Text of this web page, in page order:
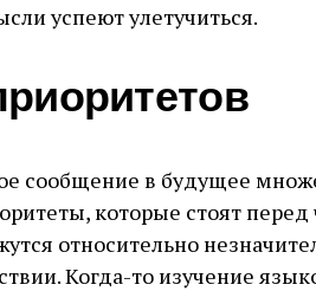
успеют улетучиться.
сообщение в будущее
которые стоят
относительно
Когда-то изучение